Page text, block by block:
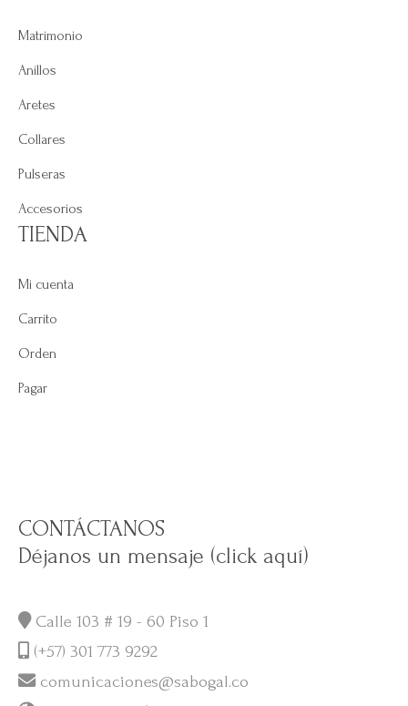
Matrimonio
Anillos
Aretes
Collares
Pulseras
Accesorios
TIENDA
Mi cuenta
Carrito
Orden
Pagar
CONTÁCTANOS
Déjanos un mensaje (click aquí)
Calle 103 # 19 - 60 Piso 1
(+57) 301 773 9292
comunicaciones@sabogal.co